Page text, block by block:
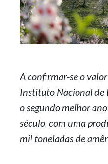
A confirmar-se o
Instituto Nacional de
o segundo melhor
século, com uma
mil toneladas de